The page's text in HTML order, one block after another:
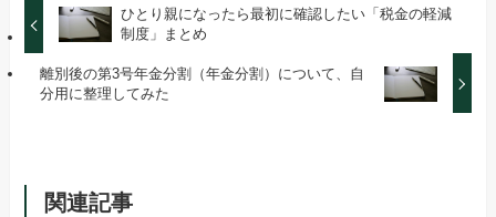
ひとり親になったら最初に確認したい「税金の軽減
制度」まとめ
離別後の第3号年金分割（年金分割）について、自
分用に整理してみた
関連記事